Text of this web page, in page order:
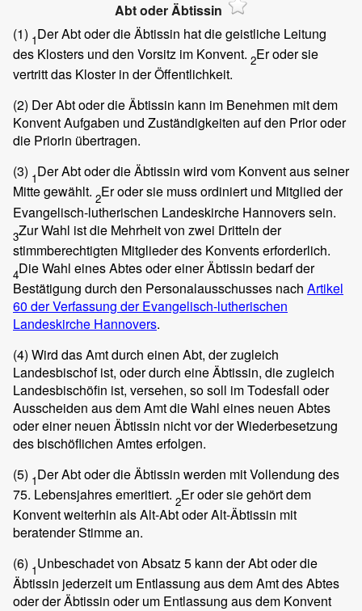
Abt oder Äbtissin
(1) 1Der Abt oder die Äbtissin hat die geistliche Leitung
des Klosters und den Vorsitz im Konvent. 2Er oder sie
vertritt das Kloster in der Öffentlichkeit.
(2) Der Abt oder die Äbtissin kann im Benehmen mit dem
Konvent Aufgaben und Zuständigkeiten auf den Prior oder
die Priorin übertragen.
(3) 1Der Abt oder die Äbtissin wird vom Konvent aus seiner
Mitte gewählt. 2Er oder sie muss ordiniert und Mitglied der
Evangelisch-lutherischen Landeskirche Hannovers sein.
3Zur Wahl ist die Mehrheit von zwei Dritteln der
stimmberechtigten Mitglieder des Konvents erforderlich.
4Die Wahl eines Abtes oder einer Äbtissin bedarf der
Bestätigung durch den Personalausschusses nach Artikel
60 der Verfassung der Evangelisch-lutherischen
Landeskirche Hannovers.
(4) Wird das Amt durch einen Abt, der zugleich
Landesbischof ist, oder durch eine Äbtissin, die zugleich
Landesbischöfin ist, versehen, so soll im Todesfall oder
Ausscheiden aus dem Amt die Wahl eines neuen Abtes
oder einer neuen Äbtissin nicht vor der Wiederbesetzung
des bischöflichen Amtes erfolgen.
(5) 1Der Abt oder die Äbtissin werden mit Vollendung des
75. Lebensjahres emeritiert. 2Er oder sie gehört dem
Konvent weiterhin als Alt-Abt oder Alt-Äbtissin mit
beratender Stimme an.
(6) 1Unbeschadet von Absatz 5 kann der Abt oder die
Äbtissin jederzeit um Entlassung aus dem Amt des Abtes
oder der Äbtissin oder um Entlassung aus dem Konvent